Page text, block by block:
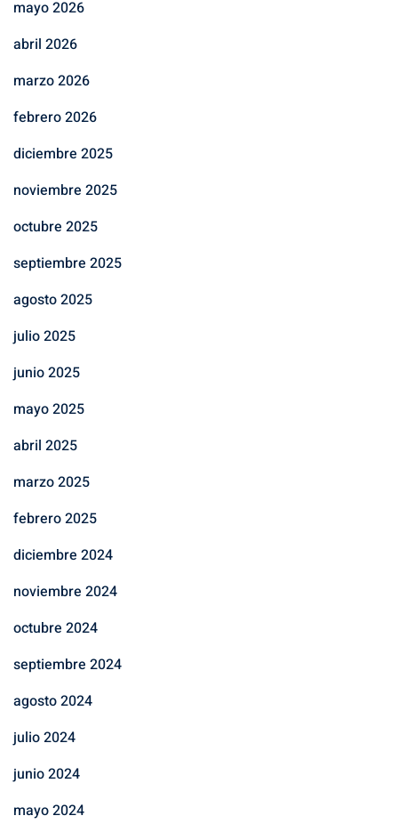
mayo 2026
abril 2026
marzo 2026
febrero 2026
diciembre 2025
noviembre 2025
octubre 2025
septiembre 2025
agosto 2025
julio 2025
junio 2025
mayo 2025
abril 2025
marzo 2025
febrero 2025
diciembre 2024
noviembre 2024
octubre 2024
septiembre 2024
agosto 2024
julio 2024
junio 2024
mayo 2024